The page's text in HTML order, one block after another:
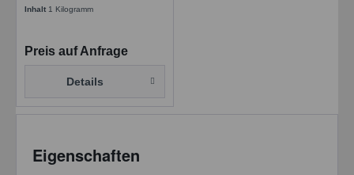
Hochtemperaturfett
Inhalt 1 Kilogramm
Preis auf Anfrage
Details
Eigenschaften